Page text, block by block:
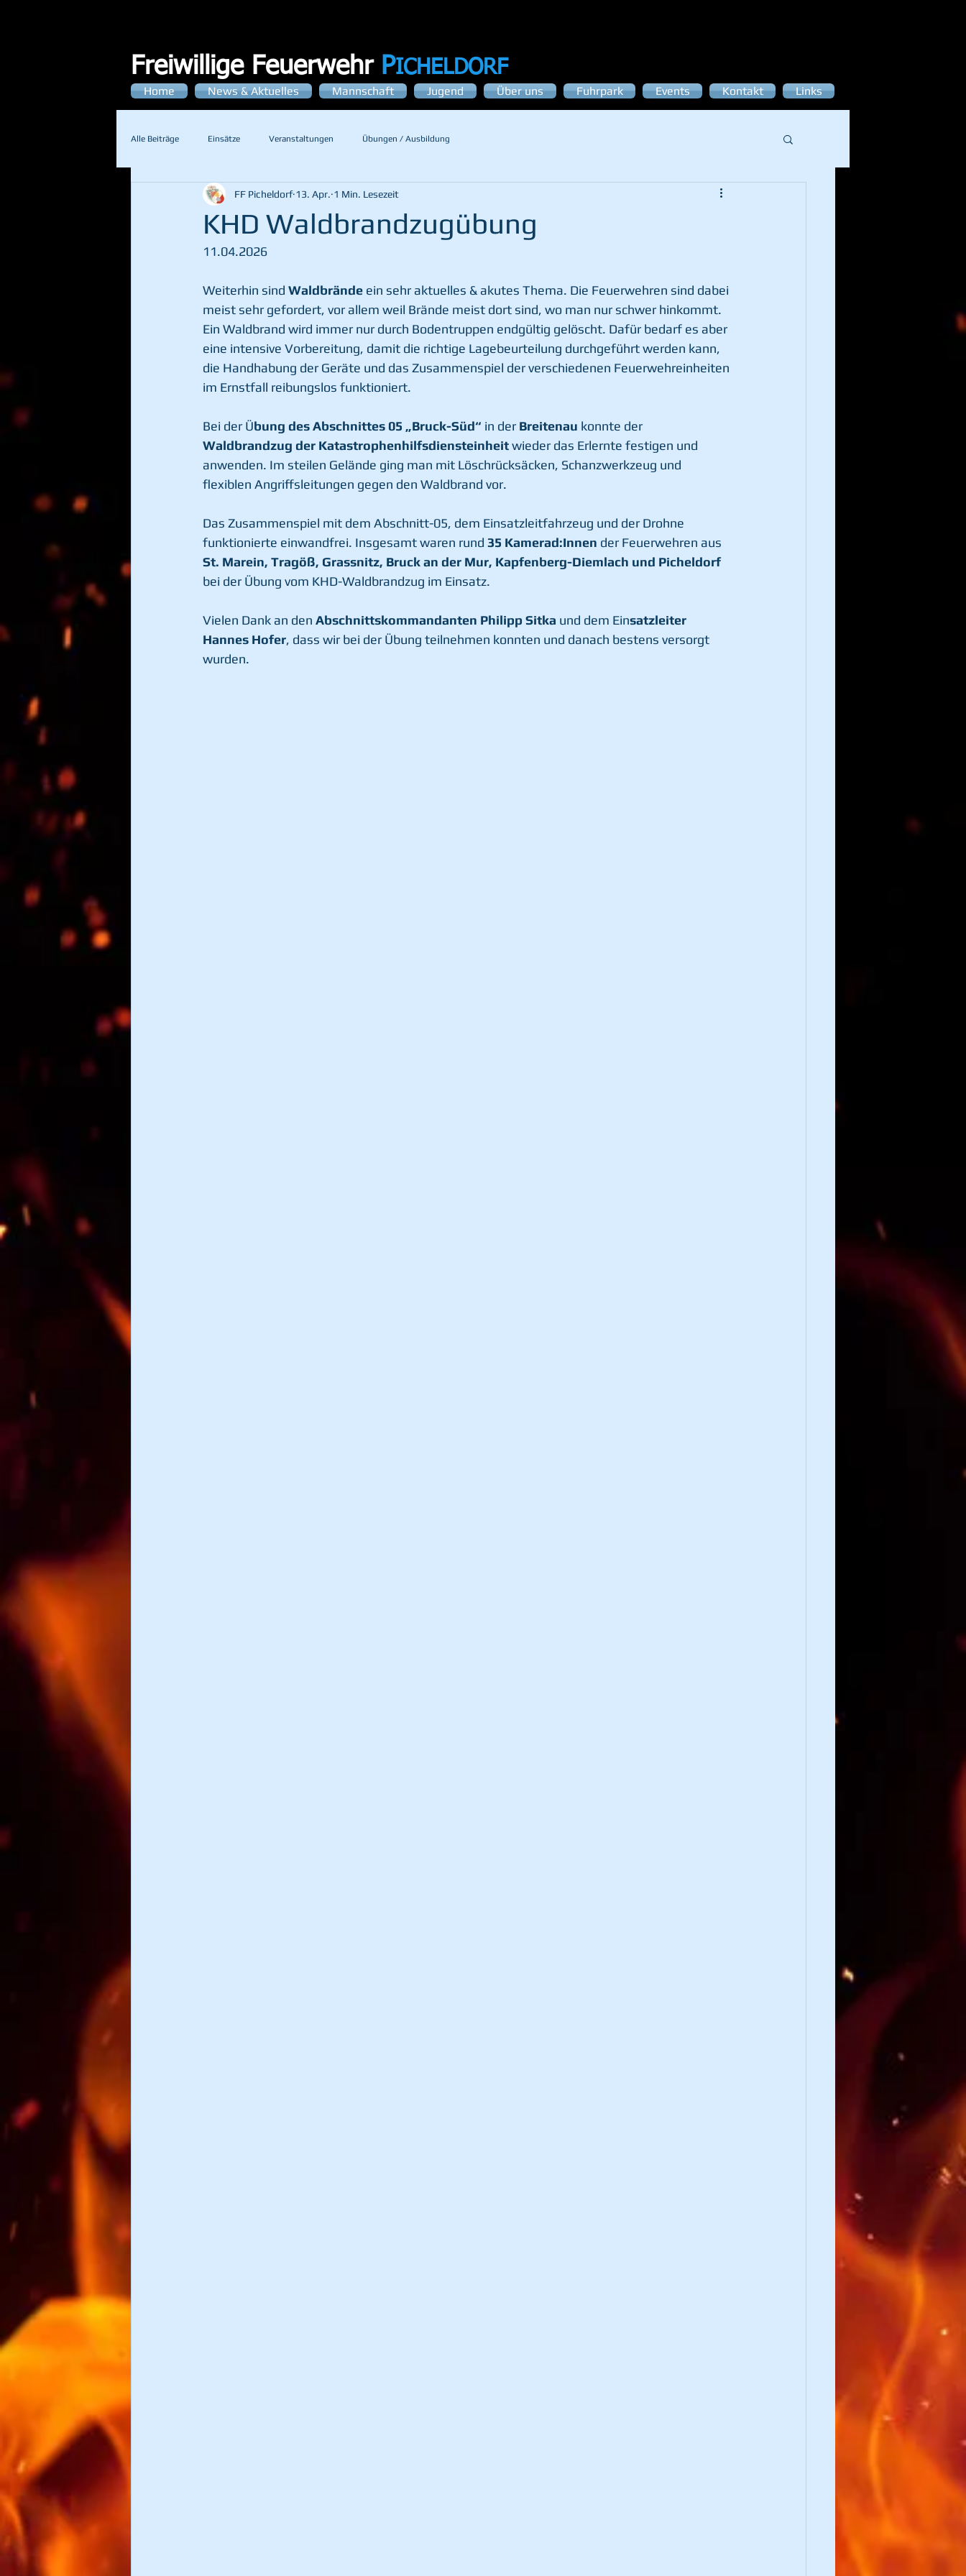
Freiwillige Feuerwehr PICHELDORF
Home News & Aktuelles Mannschaft Jugend Über uns Fuhrpark Events Kontakt Links
Alle Beiträge Einsätze Veranstaltungen Übungen / Ausbildung
KHD Waldbrandzugübung
FF Picheldorf 13. Apr. 1 Min. Lesezeit
11.04.2026
Weiterhin sind Waldbrände ein sehr aktuelles & akutes Thema. Die Feuerwehren sind dabei
meist sehr gefordert, vor allem weil Brände meist dort sind, wo man nur schwer hinkommt.
Ein Waldbrand wird immer nur durch Bodentruppen endgültig gelöscht. Dafür bedarf es aber
eine intensive Vorbereitung, damit die richtige Lagebeurteilung durchgeführt werden kann,
die Handhabung der Geräte und das Zusammenspiel der verschiedenen Feuerwehreinheiten
im Ernstfall reibungslos funktioniert.
Bei der Übung des Abschnittes 05 „Bruck-Süd“ in der Breitenau konnte der
Waldbrandzug der Katastrophenhilfsdiensteinheit wieder das Erlernte festigen und
anwenden. Im steilen Gelände ging man mit Löschrücksäcken, Schanzwerkzeug und
flexiblen Angriffsleitungen gegen den Waldbrand vor.
Das Zusammenspiel mit dem Abschnitt-05, dem Einsatzleitfahrzeug und der Drohne
funktionierte einwandfrei. Insgesamt waren rund 35 Kamerad:Innen der Feuerwehren aus
St. Marein, Tragöß, Grassnitz, Bruck an der Mur, Kapfenberg-Diemlach und Picheldorf
bei der Übung vom KHD-Waldbrandzug im Einsatz.
Vielen Dank an den Abschnittskommandanten Philipp Sitka und dem Einsatzleiter
Hannes Hofer, dass wir bei der Übung teilnehmen konnten und danach bestens versorgt
wurden.